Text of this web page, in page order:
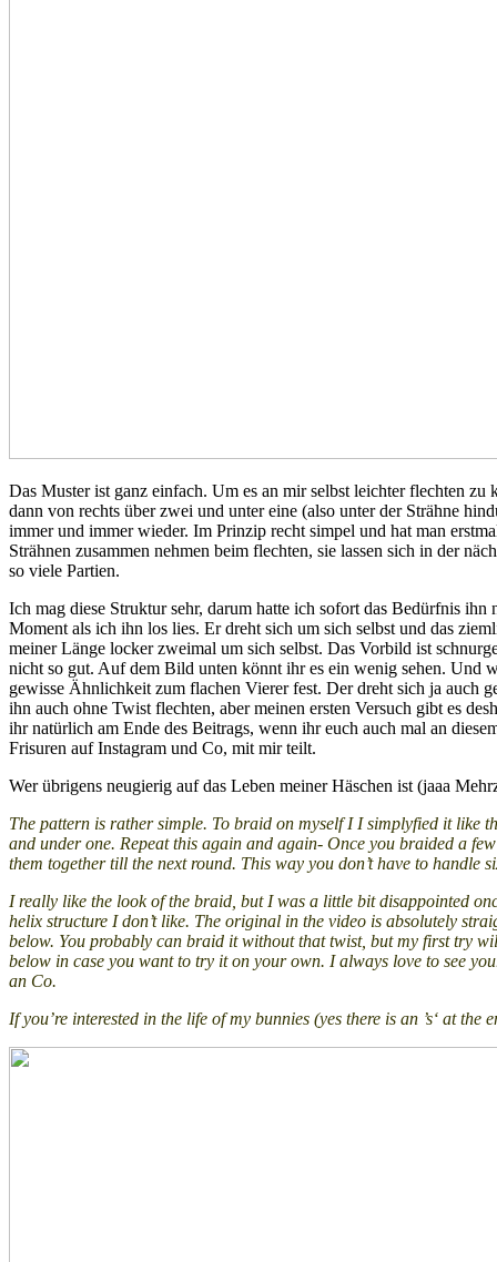
Das Muster ist ganz einfach. Um es an mir selbst leichter flechten
dann von rechts über zwei und unter eine (also unter der Strähne
immer und immer wieder. Im Prinzip recht simpel und hat man
Strähnen zusammen nehmen beim flechten, sie lassen sich in der
so viele Partien.
Ich mag diese Struktur sehr, darum hatte ich sofort das Bedürfnis
Moment als ich ihn los lies. Er dreht sich um sich selbst und das
meiner Länge locker zweimal um sich selbst. Das Vorbild ist
nicht so gut. Auf dem Bild unten könnt ihr es ein wenig sehen. Und
gewisse Ähnlichkeit zum flachen Vierer fest. Der dreht sich ja auch
ihn auch ohne Twist flechten, aber meinen ersten Versuch gibt es
ihr natürlich am Ende des Beitrags, wenn ihr euch auch mal an
Frisuren auf Instagram und Co, mit mir teilt.
Wer übrigens neugierig auf das Leben meiner Häschen ist (jaaa
The pattern is rather simple. To braid on myself I I simplyfied it like
and under one. Repeat this again and again- Once you braided a
them together till the next round. This way you don’t have to handle
I really like the look of the braid, but I was a little bit disappointed
helix structure I don’t like. The original in the video is absolutely
below. You probably can braid it without that twist, but my first try
below in case you want to try it on your own. I always love to see
an Co.
If you’re interested in the life of my bunnies (yes there is an ’s‘ at